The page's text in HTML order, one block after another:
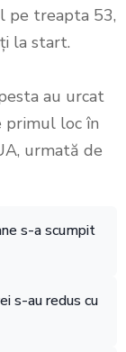
pe treapta 53,
la start.
au urcat
primul loc în
urmată de
s-a scumpit
s-au redus cu